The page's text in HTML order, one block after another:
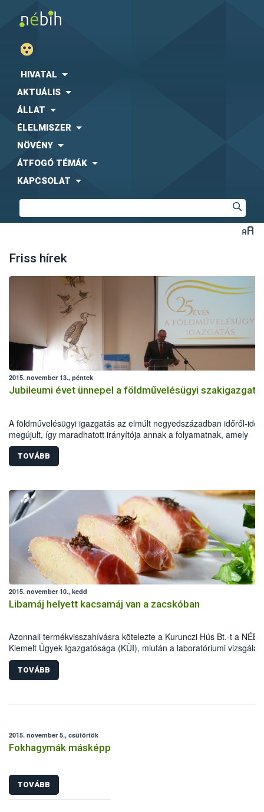
HIVATAL
AKTUÁLIS
ÁLLAT
ÉLELMISZER
NÖVÉNY
ÁTFOGÓ TÉMÁK
KAPCSOLAT
Friss hírek
2015. november 13., péntek
Jubileumi évet ünnepel a földművelésügyi
A földművelésügyi igazgatás az elmúlt negyedszázadban időről-
megújult, így maradhatott irányítója annak a folyamatnak, amely
reményeim szerint egy erősebb, saját jövőjében bízni és érte tenni
magyar vidék felé vezet – fogalmazott Zsigó Róbert a
hivatalok fennállásának 25 évéről megemlékező jubileumi
TOVÁBB
2015. november 10., kedd
Libamáj helyett kacsamáj van a zacskóban
Azonnali termékvisszahívásra kötelezte a Kurunczi Hús Bt.-t a
Kiemelt Ügyek Igazgatósága (KÜI), miután a laboratóriumi
bebizonyították, hogy libamáj megjelöléssel kacsamájat
vásárlók csalástól való megóvása és a hazai baromfiágazat védelme
érdekében a NÉBIH fokozottan vizsgálta az elmúlt időszakban a
forgalmi korlátozás alá több mint 2 tonna, mintegy 10 millió forint
TOVÁBB
2015. november 5., csütörtök
Fokhagymák másképp
TOVÁBB